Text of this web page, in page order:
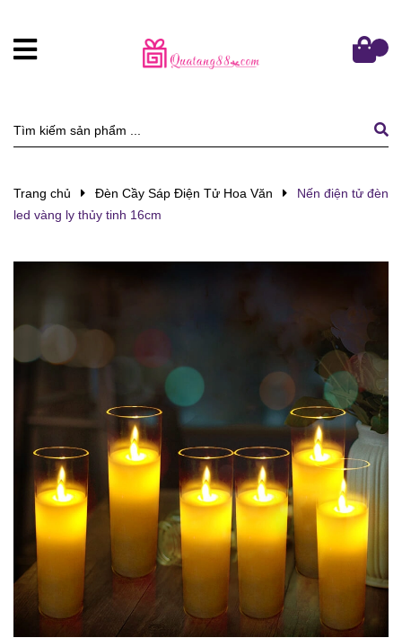
Trang chủ Đèn Cầy Sáp Điện Tử Hoa Văn
Nến điện tử đèn
led vàng ly thủy tinh 16cm